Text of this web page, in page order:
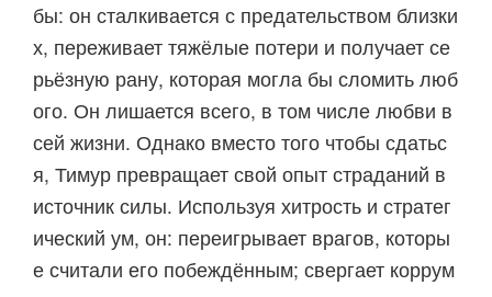
бы: он сталкивается с предательством близки
х, переживает тяжёлые потери и получает се
рьёзную рану, которая могла бы сломить люб
ого. Он лишается всего, в том числе любви в
сей жизни. Однако вместо того чтобы сдатьс
я, Тимур превращает свой опыт страданий в
источник силы. Используя хитрость и стратег
ический ум, он: переигрывает врагов, которы
е считали его побеждённым; свергает коррум